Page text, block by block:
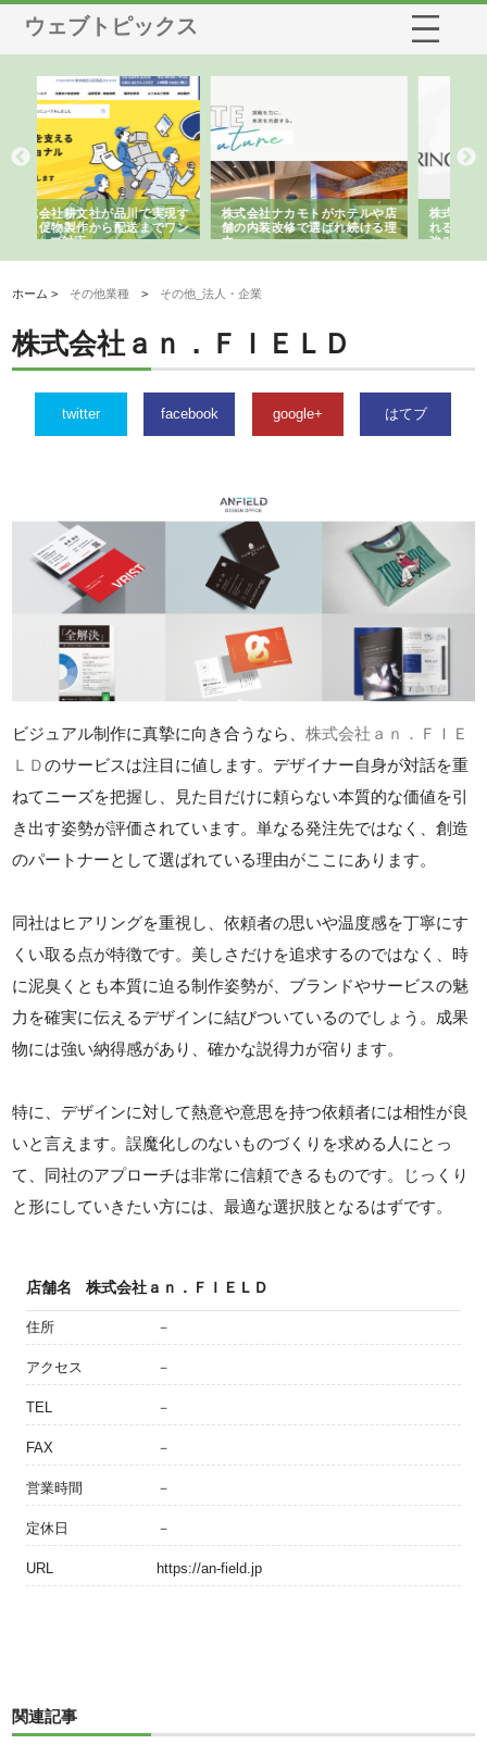
ウェブトピックス
ホテルや店
れ続ける理
株式会社スプリングエフが選ば
れる理由とOEMアパレル製造の
強み
桑木給食株式会社が福山市で選
ばれる手作り弁当配達の理由
ホーム > その他業種 > その他_法人・企業
株式会社ａｎ．ＦＩＥＬＤ
twitter facebook google+ はてブ
ビジュアル制作に真摯に向き合うなら、株式会社ａｎ．ＦＩＥ
ＬＤのサービスは注目に値します。デザイナー自身が対話を重
ねてニーズを把握し、見た目だけに頼らない本質的な価値を引
き出す姿勢が評価されています。単なる発注先ではなく、創造
のパートナーとして選ばれている理由がここにあります。
同社はヒアリングを重視し、依頼者の思いや温度感を丁寧にす
くい取る点が特徴です。美しさだけを追求するのではなく、時
に泥臭くとも本質に迫る制作姿勢が、ブランドやサービスの魅
力を確実に伝えるデザインに結びついているのでしょう。成果
物には強い納得感があり、確かな説得力が宿ります。
特に、デザインに対して熱意や意思を持つ依頼者には相性が良
いと言えます。誤魔化しのないものづくりを求める人にとっ
て、同社のアプローチは非常に信頼できるものです。じっくり
と形にしていきたい方には、最適な選択肢となるはずです。
店舗名 株式会社ａｎ．ＦＩＥＬＤ
住所 －
アクセス －
TEL －
FAX －
営業時間 －
定休日 －
URL https://an-field.jp
関連記事